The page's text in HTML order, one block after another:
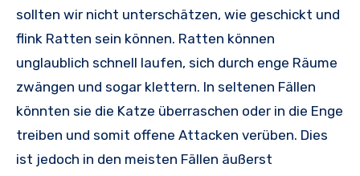
sollten wir nicht unterschätzen, wie geschickt und
flink Ratten sein können. Ratten können
unglaublich schnell laufen, sich durch enge Räume
zwängen und sogar klettern. In seltenen Fällen
könnten sie die Katze überraschen oder in die Enge
treiben und somit offene Attacken verüben. Dies
ist jedoch in den meisten Fällen äußerst